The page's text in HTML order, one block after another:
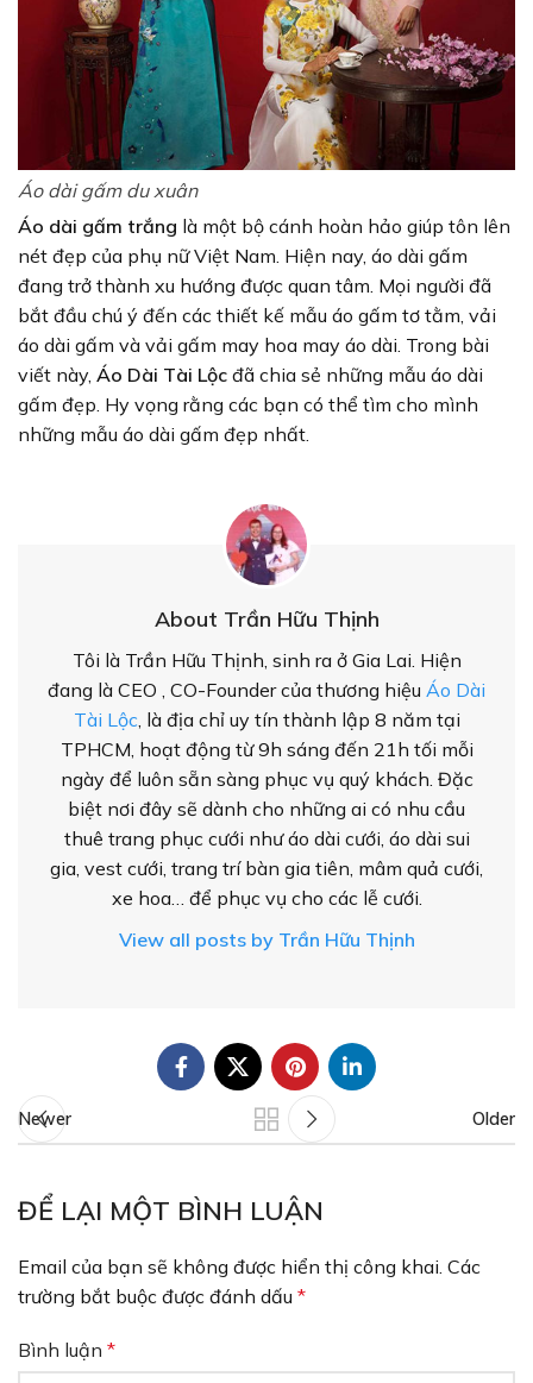
Áo dài gấm du xuân
Áo dài gấm trắng là một bộ cánh hoàn hảo giúp tôn lên
nét đẹp của phụ nữ Việt Nam. Hiện nay, áo dài gấm
đang trở thành xu hướng được quan tâm. Mọi người đã
bắt đầu chú ý đến các thiết kế mẫu áo gấm tơ tằm, vải
áo dài gấm và vải gấm may hoa may áo dài. Trong bài
viết này, Áo Dài Tài Lộc đã chia sẻ những mẫu áo dài
gấm đẹp. Hy vọng rằng các bạn có thể tìm cho mình
những mẫu áo dài gấm đẹp nhất.
About Trần Hữu Thịnh
Tôi là Trần Hữu Thịnh, sinh ra ở Gia Lai. Hiện
đang là CEO , CO-Founder của thương hiệu Áo Dài
Tài Lộc, là địa chỉ uy tín thành lập 8 năm tại
TPHCM, hoạt động từ 9h sáng đến 21h tối mỗi
ngày để luôn sẵn sàng phục vụ quý khách. Đặc
biệt nơi đây sẽ dành cho những ai có nhu cầu
thuê trang phục cưới như áo dài cưới, áo dài sui
gia, vest cưới, trang trí bàn gia tiên, mâm quả cưới,
xe hoa… để phục vụ cho các lễ cưới.
View all posts by Trần Hữu Thịnh
Newer Older
ĐỂ LẠI MỘT BÌNH LUẬN
Email của bạn sẽ không được hiển thị công khai. Các
trường bắt buộc được đánh dấu *
Bình luận *